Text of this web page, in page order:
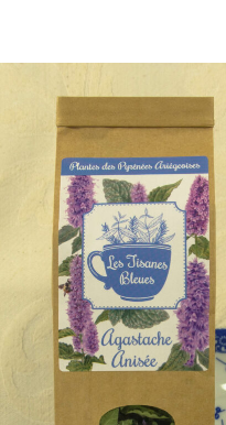
Ecrivez un avis
Votre évaluation
Titre